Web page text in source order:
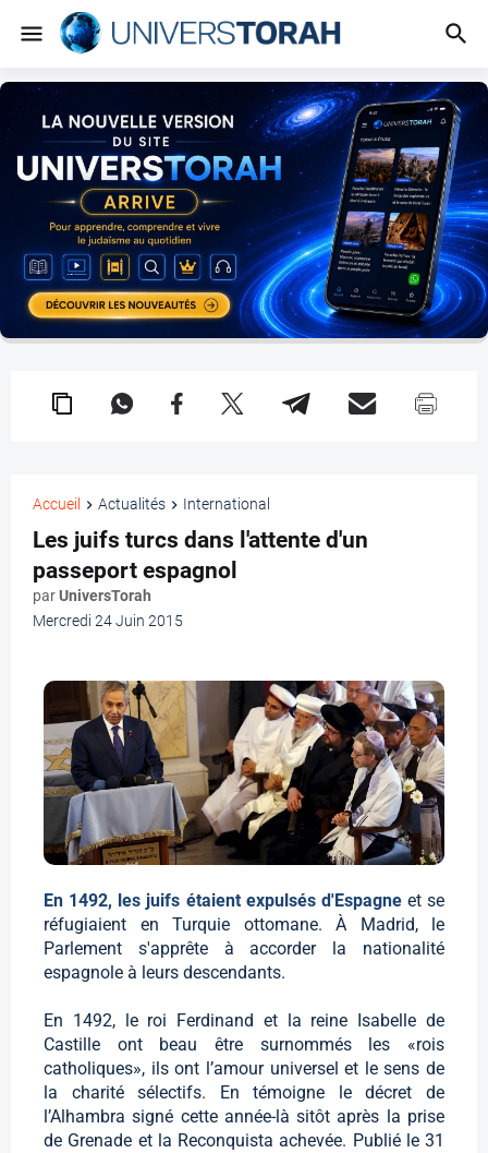
Accueil Actualités International
Les juifs turcs dans l'attente d'un
passeport espagnol
parUniversTorah
Mercredi 24 Juin 2015
En 1492, les juifs étaient expulsés d'Espagne et se
réfugiaient en Turquie ottomane. À Madrid, le
Parlement s'apprête à accorder la nationalité
espagnole à leurs descendants.
En 1492, le roi Ferdinand et la reine Isabelle de
Castille ont beau être surnommés les «rois
catholiques», ils ont l’amour universel et le sens de
la charité sélectifs. En témoigne le décret de
l’Alhambra signé cette année-là sitôt après la prise
de Grenade et la Reconquista achevée. Publié le 31